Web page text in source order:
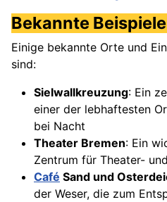
Bekannte Beispiele
Einige bekannte Orte und
sind:
Sielwallkreuzung: Ein
einer der lebhaftesten
bei Nacht
Theater Bremen: Ein
Zentrum für Theater-
Café Sand und
der Weser, die zum